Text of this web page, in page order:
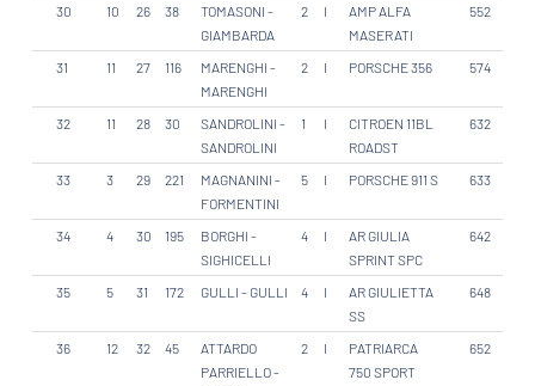
30 10 26 38
TOMASONI -
GIAMBARDA
2 I
AMP ALFA
MASERATI
552
31 11 27 116
MARENGHI -
MARENGHI
2 I PORSCHE 356 574
32 11 28 30
SANDROLINI -
SANDROLINI
1 I
CITROEN 11BL
ROADST
632
33 3 29 221
MAGNANINI -
FORMENTINI
5 I PORSCHE 911 S 633
34 4 30 195
BORGHI -
SIGHICELLI
4 I
AR GIULIA
SPRINT SPC
642
35 5 31 172 GULLI - GULLI 4 I
AR GIULIETTA
SS
648
36 12 32 45
ATTARDO
PARRIELLO -
2 I
PATRIARCA
750 SPORT
652